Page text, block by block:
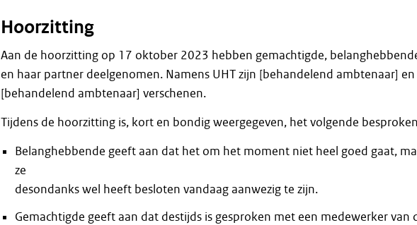
Hoorzitting
Aan de hoorzitting op 17 oktober 2023 hebben gemachtigde,
en haar partner deelgenomen. Namens UHT zijn [behandelend ambtenaar] en
[behandelend ambtenaar] verschenen.
Tijdens de hoorzitting is, kort en bondig weergegeven, het volgende
Belanghebbende geeft aan dat het om het moment niet heel goed gaat,
ze
desondanks wel heeft besloten vandaag aanwezig te zijn.
Gemachtigde geeft aan dat destijds is gesproken met een medewerker van